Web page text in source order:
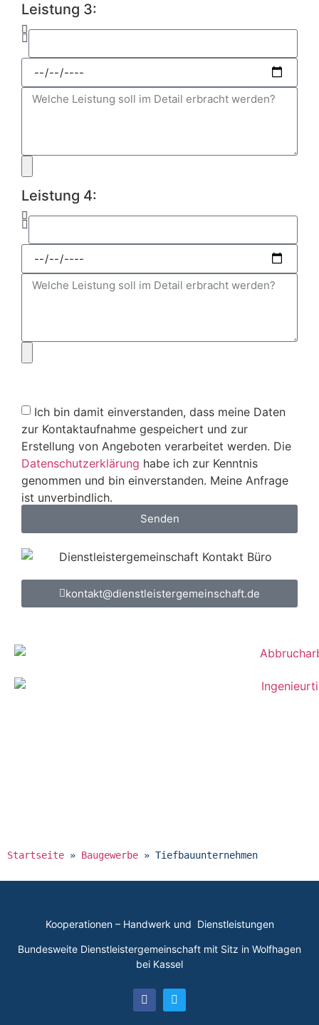
Leistung 3:
Leistung 4:
Ich bin damit einverstanden, dass meine Daten
zur Kontaktaufnahme gespeichert und zur
Erstellung von Angeboten verarbeitet werden. Die
Datenschutzerklärung habe ich zur Kenntnis
genommen und bin einverstanden. Meine Anfrage
ist unverbindlich.
Senden
kontakt@dienstleistergemeinschaft.de
Startseite » Baugewerbe » Tiefbauunternehmen
Kooperationen – Handwerk und Dienstleistungen
Bundesweite Dienstleistergemeinschaft mit Sitz in Wolfhagen
bei Kassel